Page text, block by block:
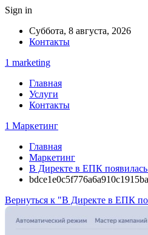
Sign in
Суббота, 8 августа, 2026
Контакты
1 marketing
Главная
Услуги
Контакты
1 Маркетинг
Главная
Маркетинг
В Директе в ЕПК
Вернуться к "В Директе в ЕПК